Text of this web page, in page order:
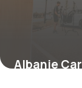
Albanie